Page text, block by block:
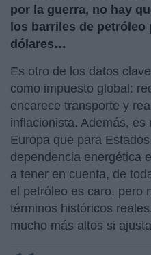
por la guerra, no hay
los barriles de petróleo
dólares…
Es otro de los datos
como impuesto global:
encarece transporte y
inflacionista. Además,
Europa que para
dependencia energética
a tener en cuenta, de
el petróleo es caro, pero
términos históricos
mucho más altos si